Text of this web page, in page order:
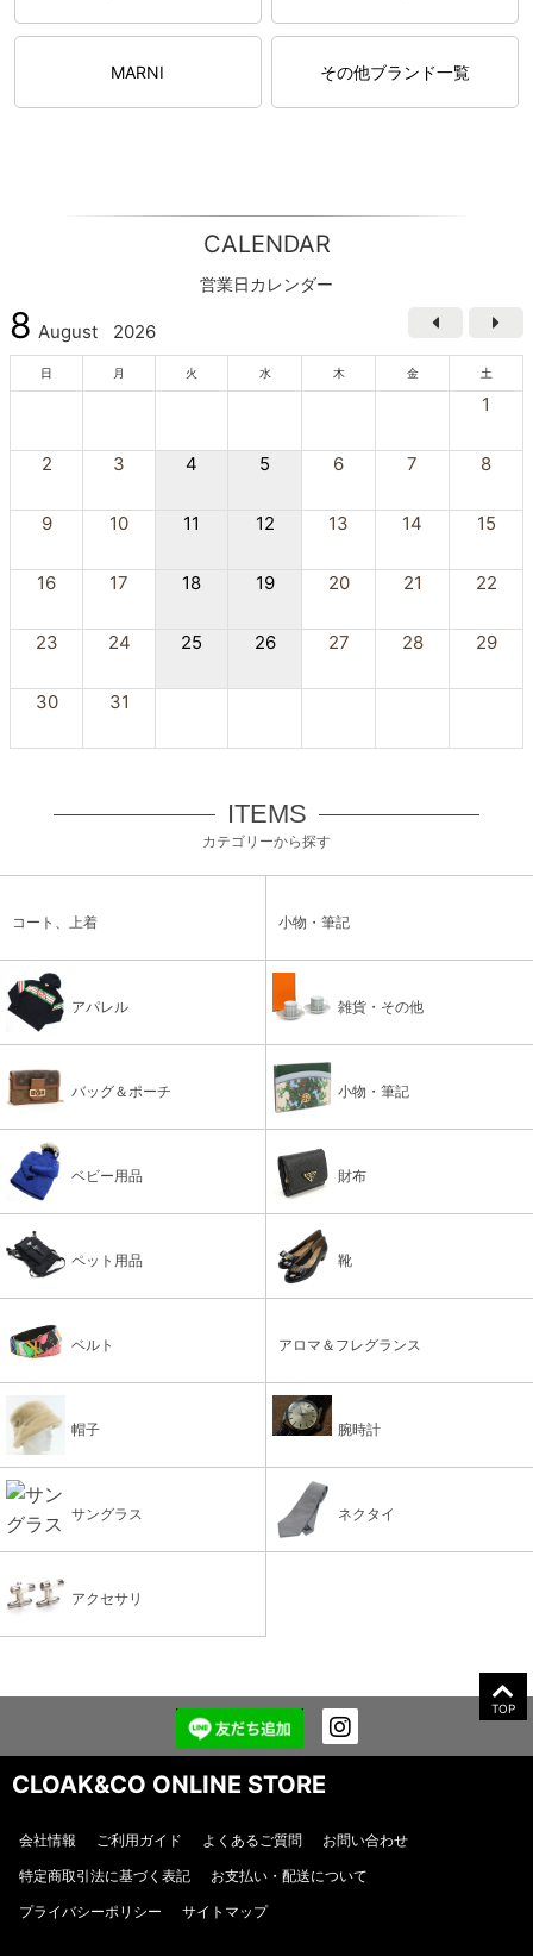
MARNI その他ブランド一覧
CALENDAR
営業日カレンダー
8 August 2026
日 月 火 水 木 金 土
1
2 3 4 5 6 7 8
9 10 11 12 13 14 15
16 17 18 19 20 21 22
23 24 25 26 27 28 29
30 31
ITEMS
カテゴリーから探す
コート、上着 小物・筆記
アパレル 雑貨・その他
バッグ＆ポーチ 小物・筆記
ベビー用品 財布
ペット用品 靴
ベルト アロマ＆フレグランス
帽子 腕時計
サングラス ネクタイ
アクセサリ
TOP
CLOAK&CO ONLINE STORE
会社情報 ご利用ガイド よくあるご質問
お問い合わせ
特定商取引法に基づく表記
お支払い・配送について
プライバシーポリシー
サイトマップ